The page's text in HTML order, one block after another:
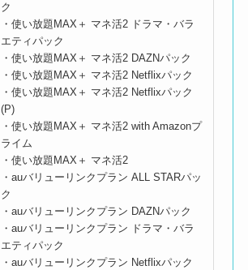
ク
・使い放題MAX＋ マネ活2 ドラマ・バラ
エティパック
・使い放題MAX＋ マネ活2 DAZNパック
・使い放題MAX＋ マネ活2 Netflixパック
・使い放題MAX＋ マネ活2 Netflixパック
(P)
・使い放題MAX＋ マネ活2 with Amazonプ
ライム
・使い放題MAX＋ マネ活2
・auバリューリンクプラン ALL STARパッ
ク
・auバリューリンクプラン DAZNパック
・auバリューリンクプラン ドラマ・バラ
エティパック
・auバリューリンクプラン Netflixパック